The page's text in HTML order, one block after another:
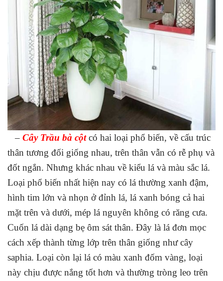
– Cây Trầu bà cột có hai loại phổ biến, về cấu trúc
thân tương đối giống nhau, trên thân vẫn có rễ phụ và
đốt ngắn. Nhưng khác nhau về kiểu lá và màu sắc lá.
Loại phổ biến nhất hiện nay có lá thường xanh đậm,
hình tim lớn và nhọn ở đỉnh lá, lá xanh bóng cả hai
mặt trên và dưới, mép lá nguyên không có răng cưa.
Cuốn lá dài dạng bẹ ôm sát thân. Đây là lá đơn mọc
cách xếp thành từng lớp trên thân giống như cây
saphia. Loại còn lại lá có màu xanh đốm vàng, loại
này chịu được nắng tốt hơn và thường tròng leo trên